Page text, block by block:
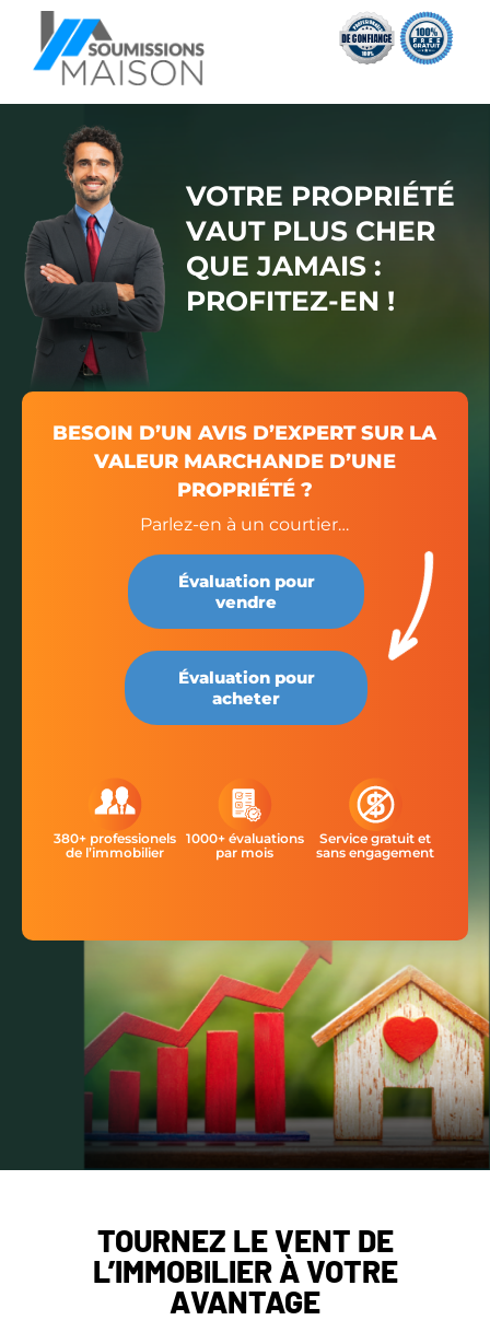
VOTRE PROPRIÉTÉ
VAUT PLUS CHER
QUE JAMAIS :
PROFITEZ-EN !
BESOIN D’UN AVIS D’EXPERT SUR LA
VALEUR MARCHANDE D’UNE
PROPRIÉTÉ ?
Parlez-en à un courtier…
Évaluation pour
vendre
Évaluation pour
acheter
380+ professionels
de l’immobilier
1000+ évaluations
par mois
Service gratuit et
sans engagement
TOURNEZ LE VENT DE
L’IMMOBILIER À VOTRE
AVANTAGE